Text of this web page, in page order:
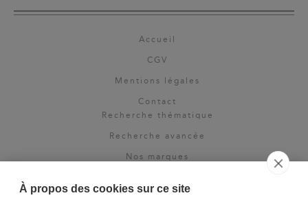
À propos des cookies sur ce site
Accueil
CGV
Mentions légales
Contact
Recherche thématique
Recherche avancée
Nos marques
Espace pro